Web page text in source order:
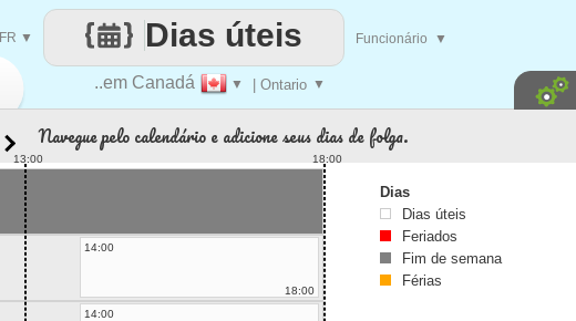
..em Canadá ▼ | Ontario ▼
Dias úteis
FR ▼ Funcionário ▼
Navegue pelo calendário e adicione seus dias de folga.
13:00 18:00
14:00
18:00
14:00
Dias
Dias úteis
Feriados
Fim de semana
Férias